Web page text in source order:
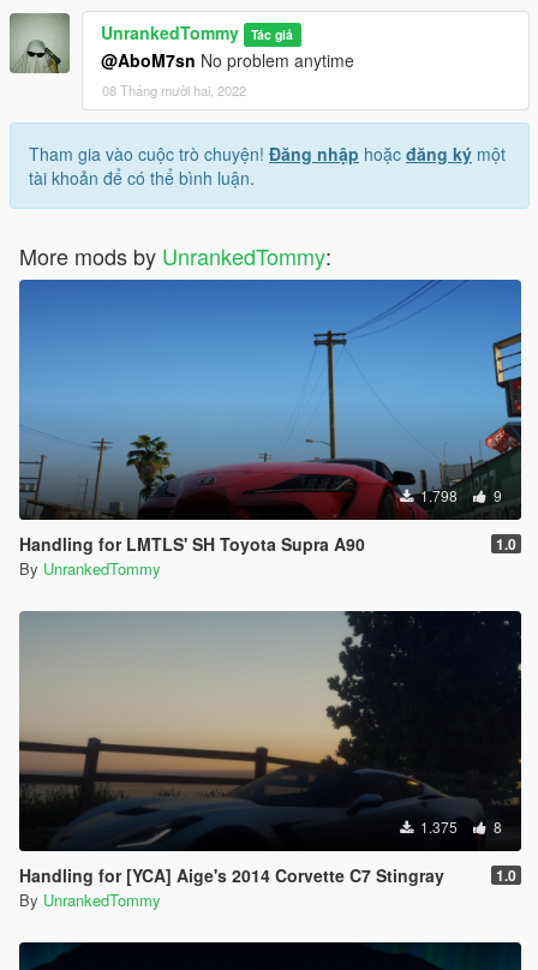
UnrankedTommy Tác giả
@AboM7sn No problem anytime
08 Tháng mười hai, 2022
Tham gia vào cuộc trò chuyện! Đăng nhập hoặc đăng ký một
tài khoản để có thể bình luận.
More mods by UnrankedTommy:
1.798 9
Handling for LMTLS' SH Toyota Supra A90 1.0
By UnrankedTommy
1.375 8
Handling for [YCA] Aige's 2014 Corvette C7 Stingray 1.0
By UnrankedTommy